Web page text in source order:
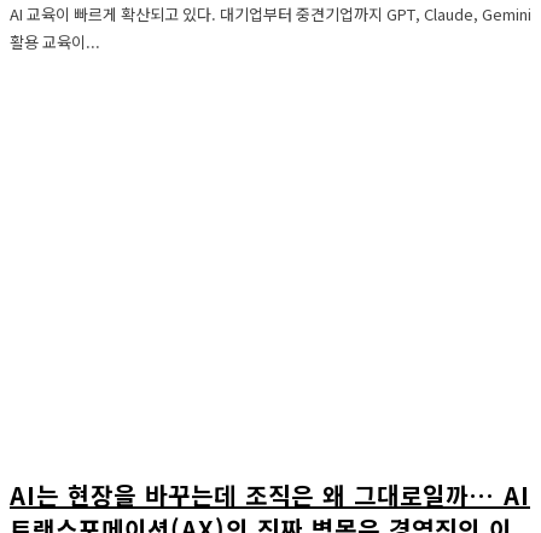
AI 교육이 빠르게 확산되고 있다. 대기업부터 중견기업까지 GPT, Claude, Gemini
활용 교육이...
AI는 현장을 바꾸는데 조직은 왜 그대로일까… AI